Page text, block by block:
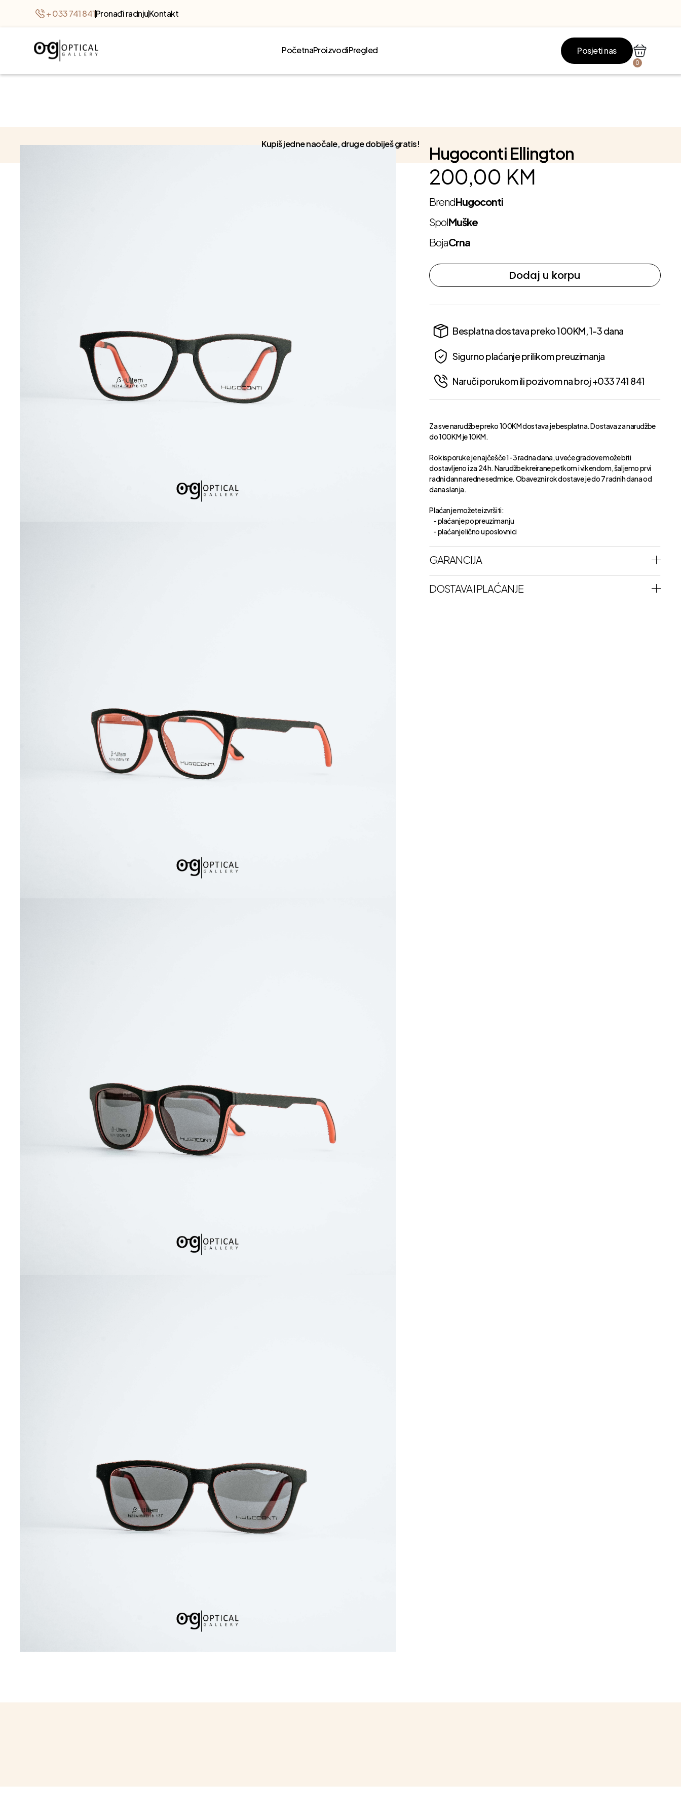
+ 033 741 841Pronađi radnjuKontakt
PočetnaProizvodiPregled Posjeti nas
0
Kupiš jedne naočale, druge dobiješ gratis! Hugoconti Ellington
200,00 KM
BrendHugoconti
SpolMuške
BojaCrna
Dodaj u korpu
Besplatna dostava preko 100KM, 1-3 dana
Sigurno plaćanje prilikom preuzimanja
Naruči porukom ili pozivom na broj +033 741 841
Za sve narudžbe preko 100KM dostava je besplatna. Dostava za narudžbe
do 100KM je 10KM.
Rok isporuke je najčešče 1-3 radna dana, u veće gradove može biti
dostavljeno i za 24h. Narudžbe kreirane petkom i vikendom, šaljemo prvi
radni dan naredne sedmice. Obavezni rok dostave je do 7 radnih dana od
dana slanja.
Plaćanje možete izvršiti:
- plaćanje po preuzimanju
- plaćanje lično u poslovnici
GARANCIJA
DOSTAVA I PLAĆANJE